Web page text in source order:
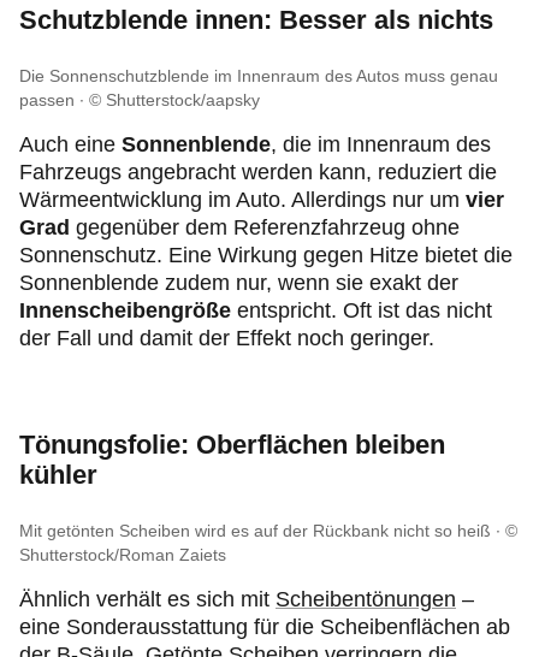
Schutzblende innen: Besser als nichts
Die Sonnenschutzblende im Innenraum des Autos muss genau
passen
© Shutterstock/aapsky
Auch eine Sonnenblende, die im Innenraum des
Fahrzeugs angebracht werden kann, reduziert die
Wärmeentwicklung im Auto. Allerdings nur um vier
Grad gegenüber dem Referenzfahrzeug ohne
Sonnenschutz. Eine Wirkung gegen Hitze bietet die
Sonnenblende zudem nur, wenn sie exakt der
Innenscheibengröße entspricht. Oft ist das nicht
der Fall und damit der Effekt noch geringer.
Tönungsfolie: Oberflächen bleiben
kühler
Mit getönten Scheiben wird es auf der Rückbank nicht so heiß
©
Shutterstock/Roman Zaiets
Ähnlich verhält es sich mit Scheibentönungen –
eine Sonderausstattung für die Scheibenflächen ab